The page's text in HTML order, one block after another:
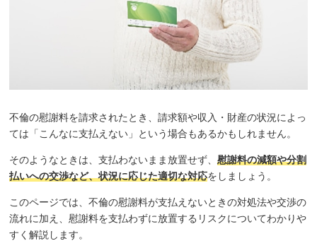
不倫の慰謝料を請求されたとき、請求額や収入・財産の状況によっ
ては「こんなに支払えない」という場合もあるかもしれません。
そのようなときは、支払わないまま放置せず、慰謝料の減額や分割
払いへの交渉など、状況に応じた適切な対応をしましょう。
このページでは、不倫の慰謝料が支払えないときの対処法や交渉の
流れに加え、慰謝料を支払わずに放置するリスクについてわかりや
すく解説します。